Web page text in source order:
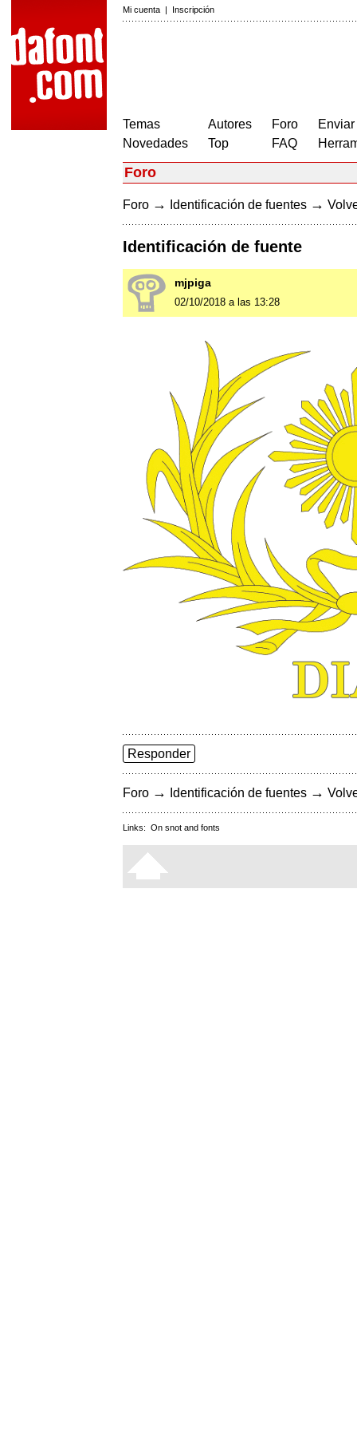
Mi cuenta | Inscripción
Temas
Novedades
Autores
Top
Foro
FAQ
Foro
Foro → Identificación de fuentes →
Identificación de fuente
mjpiga
02/10/2018 a las 13:28
Responder
Foro → Identificación de fuentes →
Links: On snot and fonts